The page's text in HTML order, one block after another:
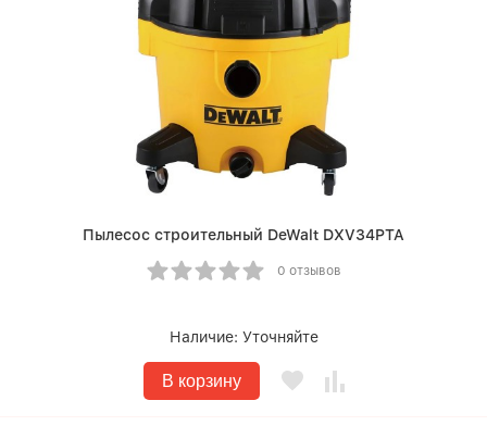
Пылесос строительный DeWalt DXV34PTA
0 отзывов
Наличие: Уточняйте
В корзину